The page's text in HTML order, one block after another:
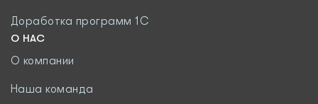
Доработка программ 1С
О НАС
О компании
Наша команда